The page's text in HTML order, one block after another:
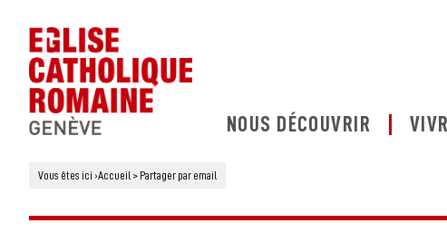
NOUS DÉCOUVRIR
Vous êtes ici ›Accueil > Partager par email